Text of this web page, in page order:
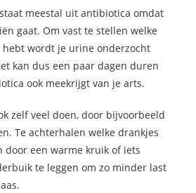
meestal uit antibiotica omdat
gaat. Om vast te stellen welke
wordt je urine onderzocht
kan dus een paar dagen duren
ook meekrijgt van je arts.
zelf veel doen, door bijvoorbeeld
Te achterhalen welke drankjes
door een warme kruik of iets
te leggen om zo minder last